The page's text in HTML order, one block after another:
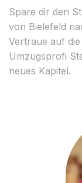
Spare dir den
von Bielefeld
Vertraue auf
Umzugsprofi
neues Kapitel.